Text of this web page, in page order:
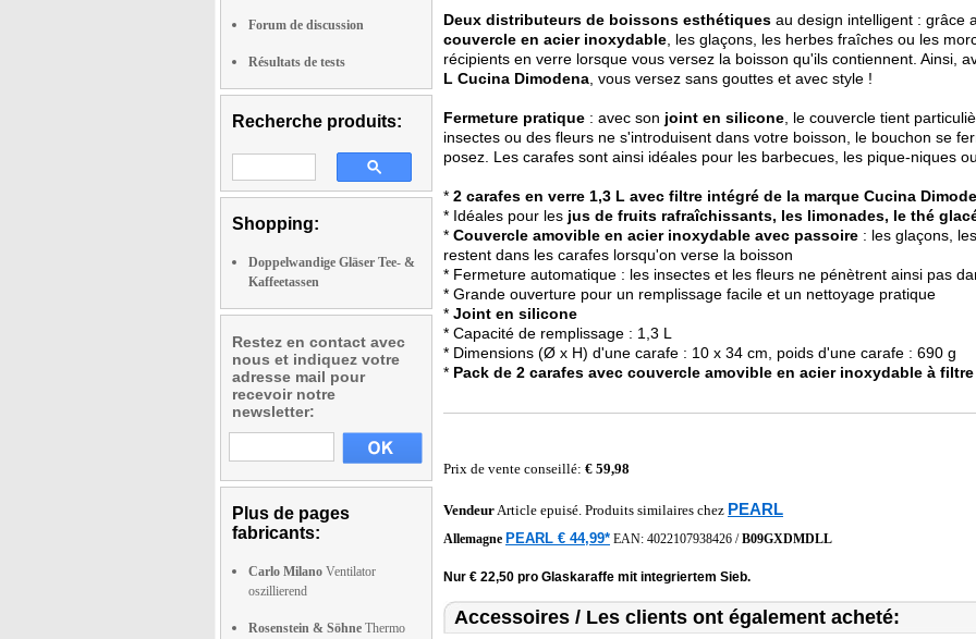
Forum de discussion
Résultats de tests
Recherche produits:
Shopping:
Doppelwandige Gläser Tee- &
Kaffeetassen
Restez en contact avec
nous et indiquez votre
adresse mail pour
recevoir notre
newsletter:
Plus de pages
fabricants:
Carlo Milano Ventilator
oszillierend
Rosenstein & Söhne Thermo
Deux distributeurs de boissons esthétiques au design intelligent : grâce
couvercle en acier inoxydable , les glaçons, les herbes fraîches ou les
récipients en verre lorsque vous versez la boisson qu'ils contiennent. Ainsi,
L Cucina Dimodena , vous versez sans gouttes et avec style !
Fermeture pratique : avec son joint en silicone , le couvercle tient
insectes ou des fleurs ne s'introduisent dans votre boisson, le bouchon se
posez. Les carafes sont ainsi idéales pour les barbecues, les pique-niques
* 2 carafes en verre 1,3 L avec filtre intégré de la marque Cucina
* Idéales pour les jus de fruits rafraîchissants, les limonades, le thé
* Couvercle amovible en acier inoxydable avec passoire : les glaçons,
restent dans les carafes lorsqu'on verse la boisson
* Fermeture automatique : les insectes et les fleurs ne pénètrent ainsi pas
* Grande ouverture pour un remplissage facile et un nettoyage pratique
* Joint en silicone
* Capacité de remplissage : 1,3 L
* Dimensions (Ø x H) d'une carafe : 10 x 34 cm, poids d'une carafe : 690 g
* Pack de 2 carafes avec couvercle amovible en acier inoxydable à
Prix de vente conseillé: € 59,98
VendeurArticle epuisé. Produits similaires chez PEARL
Allemagne PEARL € 44,99* EAN: 4022107938426 /B09GXDMDLL
Nur € 22,50 pro Glaskaraffe mit integriertem Sieb.
Accessoires / Les clients ont également acheté: